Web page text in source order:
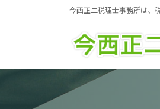
今西正二税理士事務所は、